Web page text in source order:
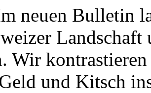
neuen Bulletin
Wir
und Kitsch